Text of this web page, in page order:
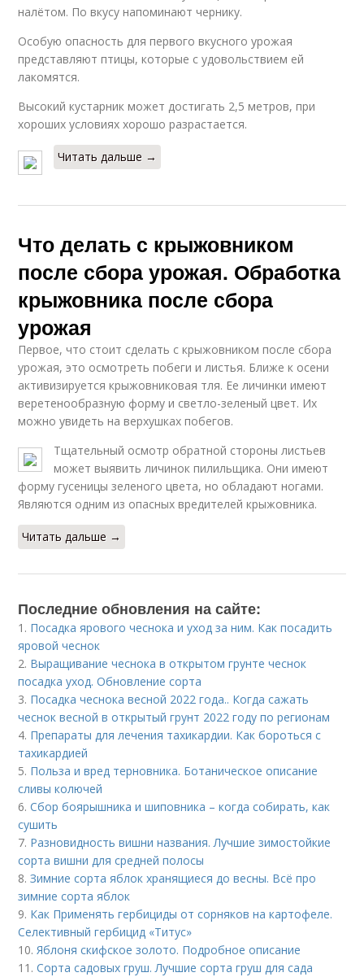
налётом. По вкусу напоминают чернику.
Особую опасность для первого вкусного урожая
представляют птицы, которые с удовольствием ей
лакомятся.
Высокий кустарник может достигать 2,5 метров, при
хороших условиях хорошо разрастается.
Читать дальше →
Что делать с крыжовником
после сбора урожая. Обработка
крыжовника после сбора
урожая
Первое, что стоит сделать с крыжовником после сбора
урожая, это осмотреть побеги и листья. Ближе к осени
активизируется крыжовниковая тля. Ее личинки имеют
веретенообразную форму и светло-зеленый цвет. Их
можно увидеть на верхушках побегов.
Тщательный осмотр обратной стороны листьев
может выявить личинок пилильщика. Они имеют
форму гусеницы зеленого цвета, но обладают ногами.
Являются одним из опасных вредителей крыжовника.
Читать дальше →
Последние обновления на сайте:
1. Посадка ярового чеснока и уход за ним. Как посадить
яровой чеснок
2. Выращивание чеснока в открытом грунте чеснок
посадка уход. Обновление сорта
3. Посадка чеснока весной 2022 года.. Когда сажать
чеснок весной в открытый грунт 2022 году по регионам
4. Препараты для лечения тахикардии. Как бороться с
тахикардией
5. Польза и вред терновника. Ботаническое описание
сливы колючей
6.Сбор боярышника и шиповника – когда собирать, как
сушить
7. Разновидность вишни названия. Лучшие зимостойкие
сорта вишни для средней полосы
8.Зимние сорта яблок хранящиеся до весны. Всё про
зимние сорта яблок
9. Как Применять гербициды от сорняков на картофеле.
Селективный гербицид «Титус»
10.Яблоня скифское золото. Подробное описание
11.Сорта садовых груш. Лучшие сорта груш для сада